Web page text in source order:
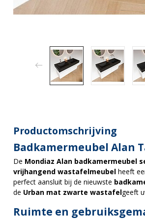
Productomschrijving
Badkamermeubel Alan
De Mondiaz Alan badkamermeubel
vrijhangend wastafelmeubel heeft
perfect aansluit bij de nieuwste
de Urban mat zwarte wastafelgeeft
Ruimte en